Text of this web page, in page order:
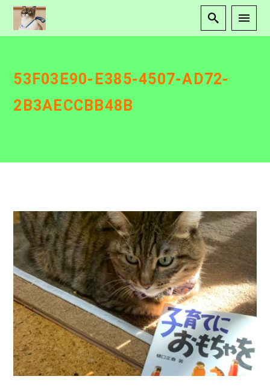
53F03E90-E385-4507-AD72-
2B3AECCBB48B